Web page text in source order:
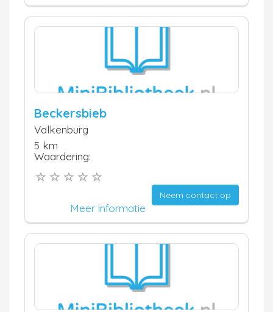
Beckersbieb
Valkenburg
5 km
Waardering:
Neem contact op
Meer informatie